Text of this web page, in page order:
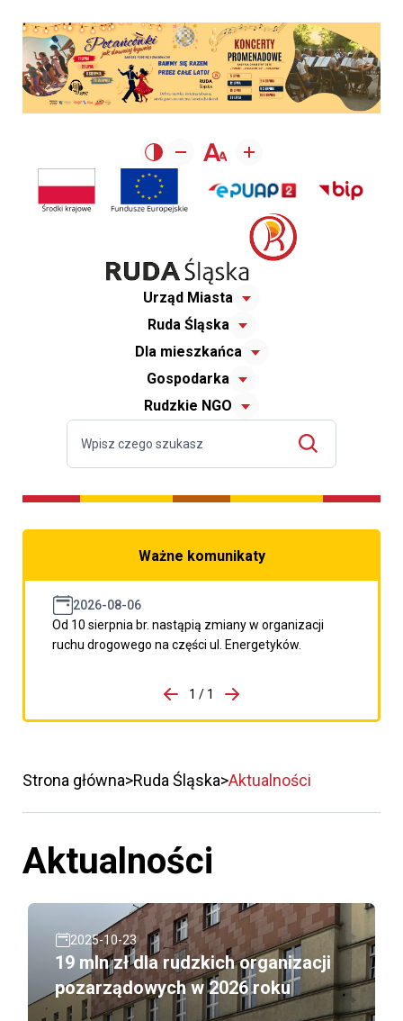
Urząd Miasta
Ruda Śląska
Dla mieszkańca
Gospodarka
Rudzkie NGO
Ważne komunikaty
2026-08-06
Od 10 sierpnia br. nastąpią zmiany w organizacji
ruchu drogowego na części ul. Energetyków.
porzpedniego komunikatu
1 / 1
Przejdź do następnego
Strona główna Ruda Śląska Aktualności
Aktualności
2025-10-23
19 mln zł dla rudzkich organizacji
pozarządowych w 2026 roku